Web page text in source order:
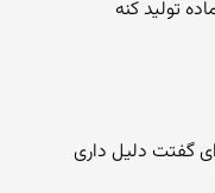
تولید كنه
گفتت دلیل داری